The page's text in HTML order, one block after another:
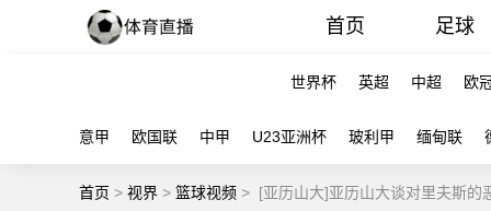
首页 足球
世界杯 英超 中超 欧
意甲 欧国联 中甲 U23亚洲杯 玻利甲 缅甸联
首页 > 视界 > 篮球视频 > [亚历山大]亚历山大谈对里夫斯的